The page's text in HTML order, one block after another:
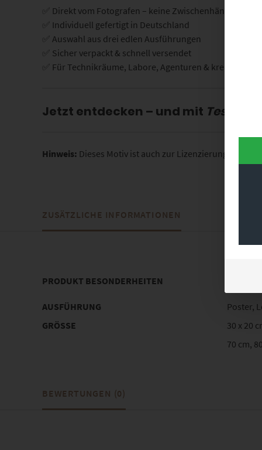
✅ Direkt vom Fotografen – keine Zwischenhändler
✅ Individuell gefertigt in Deutschland
✅ Auswahl aus drei edlen Ausführungen
✅ Sicher verpackt & schnell versendet
✅ Für Technikräume, Labore, Agenturen & kreative
Jetzt entdecken – und mit Tesla’s
Hinweis: Dieses Motiv ist auch zur Lizenzierung
ZUSÄTZLICHE INFORMATIONEN
PRODUKT BESONDERHEITEN
AUSFÜHRUNG
Poster,
GRÖSSE
30 x 20
70 cm,
BEWERTUNGEN (0)